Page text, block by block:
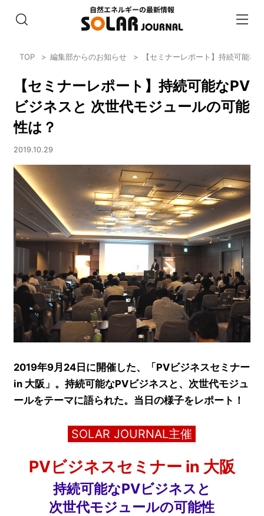
TOP 編集部からのお知らせ 【セミナーレポート】持続可能な
【セミナーレポート】持続可能なPV
ビジネスと 次世代モジュールの可能
性は？
2019.10.29
2019年9月24日に開催した、「PVビジネスセミナー
in 大阪」。持続可能なPVビジネスと、次世代モジュ
ールをテーマに語られた。当日の様子をレポート！
SOLAR JOURNAL主催
PVビジネスセミナー in 大阪
持続可能なPVビジネスと
次世代モジュールの可能性